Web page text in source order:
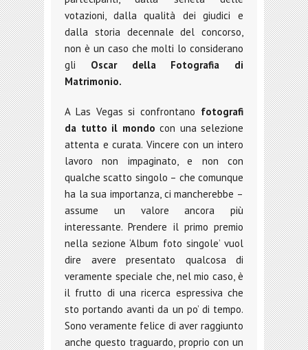
votazioni, dalla qualità dei giudici e
dalla storia decennale del concorso,
non è un caso che molti lo considerano
gli Oscar della Fotografia di
Matrimonio.
A Las Vegas si confrontano fotografi
da tutto il mondo con una selezione
attenta e curata. Vincere con un intero
lavoro non impaginato, e non con
qualche scatto singolo – che comunque
ha la sua importanza, ci mancherebbe –
assume un valore ancora più
interessante. Prendere il primo premio
nella sezione ‘Album foto singole’ vuol
dire avere presentato qualcosa di
veramente speciale che, nel mio caso, è
il frutto di una ricerca espressiva che
sto portando avanti da un po’ di tempo.
Sono veramente felice di aver raggiunto
anche questo traguardo, proprio con un